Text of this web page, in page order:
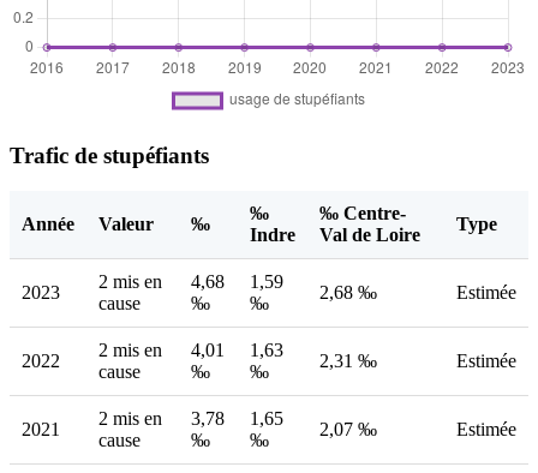
Trafic de stupéfiants
Année Valeur ‰
‰
Indre
‰ Centre-
Val de Loire
Type
2023
2 mis en
cause
4,68
‰
1,59
‰
2,68 ‰ Estimée
2022
2 mis en
cause
4,01
‰
1,63
‰
2,31 ‰ Estimée
2021
2 mis en
cause
3,78
‰
1,65
‰
2,07 ‰ Estimée